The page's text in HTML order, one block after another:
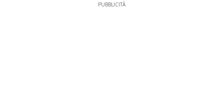
PUBBLICITÀ